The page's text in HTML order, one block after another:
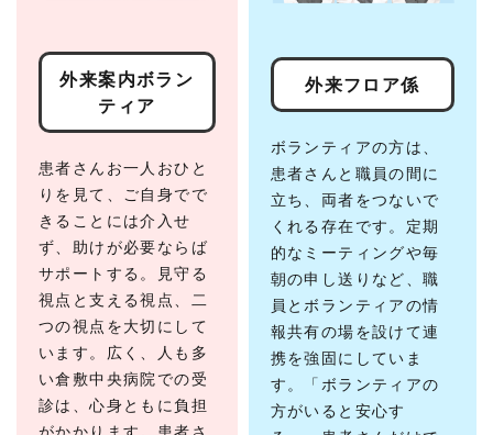
外来案内ボラン
ティア
患者さんお一人おひと
りを見て、ご自身でで
きることには介入せ
ず、助けが必要ならば
サポートする。見守る
視点と支える視点、二
つの視点を大切にして
います。広く、人も多
い倉敷中央病院での受
診は、心身ともに負担
外来フロア係
ボランティアの方は、
患者さんと職員の間に
立ち、両者をつないで
くれる存在です。定期
的なミーティングや毎
朝の申し送りなど、職
員とボランティアの情
報共有の場を設けて連
携を強固にしていま
す。「ボランティアの
方がいると安心す